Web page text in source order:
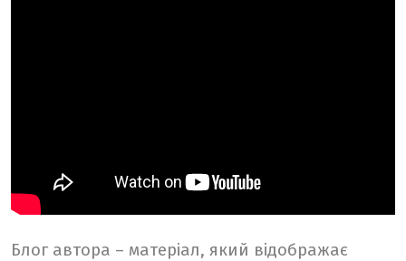
Блог автора – матеріал, який відображає